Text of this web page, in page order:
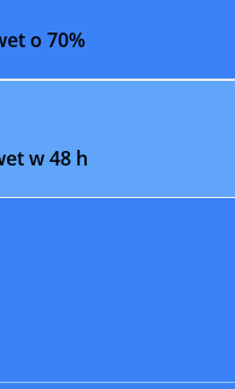
Zabrze
o 70%
w 48 h